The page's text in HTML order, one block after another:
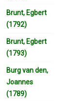
Brunt, Egbert
(1792)
Brunt, Egbert
(1793)
Burg van den,
Joannes
(1789)